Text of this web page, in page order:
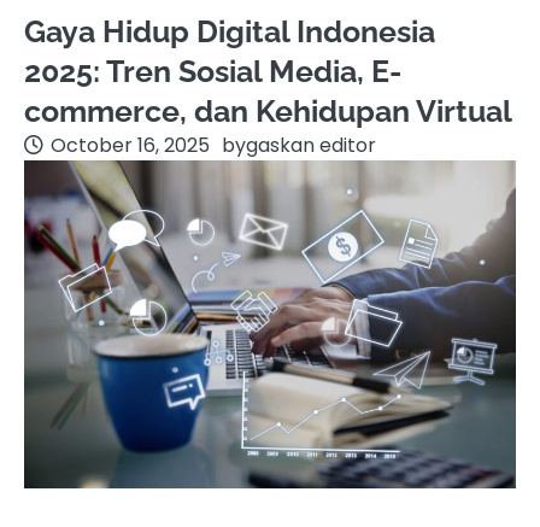
Gaya Hidup Digital Indonesia
2025: Tren Sosial Media, E-
commerce, dan Kehidupan Virtual
October 16, 2025 bygaskan editor